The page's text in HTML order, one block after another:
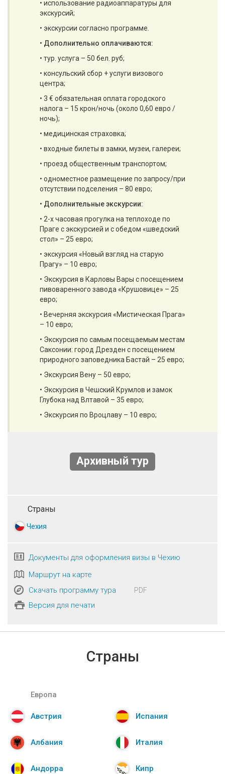
• использование радиоаппаратуры для
экскурсий;
• экскурсии согласно программе.
• Дополнительно оплачиваются:
• тур. услуга – 50 бел. руб;
• консульский сбор + услуги визового
центра;
• 3 € обязательная оплата городского
налога – 15 крон/ночь (около 0,60 евро /
ночь);
• медицинская страховка;
• входные билеты в замки, музеи, галереи;
• проезд общественным транспортом;
• одноместное размещение по запросу/при
отсутствии подселения – 80 евро;
• Дополнительные экскурсии:
• 2-х часовая прогулка на теплоходе по
Праге с экскурсией и с обедом «шведский
стол» – 25 евро;
• экскурсия «Новый взгляд на старую
Прагу» – 10 евро;
• Экскурсия в Карловы Вары с посещением
пивоваренного завода «Крушовице» – 25
евро;
• Вечерняя экскурсия «Мистическая Прага»
– 10 евро;
• Экскурсия по самым посещаемым местам
Саксонии: город Дрезден с посещением
природного заповедника Бастай – 25 евро;
• Экскурсия Вену – 50 евро;
• Экскурсия в Чешский Крумлов и замок
Глубока над Влтавой – 35 евро;
• Экскурсия по Вроцлаву – 10 евро;
Архивный тур
Страны
Чехия
Документы для оформления визы в Чехию
Маршрут на карте
Скачать программу тура
PDF
Версия для печати
Страны
Европа
Австрия
Албания
Андорра
Испания
Италия
Кипр